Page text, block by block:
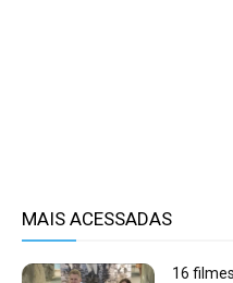
MAIS ACESSADAS
16